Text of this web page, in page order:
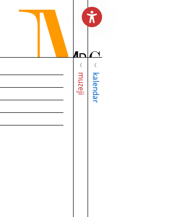
muzeji kalendar